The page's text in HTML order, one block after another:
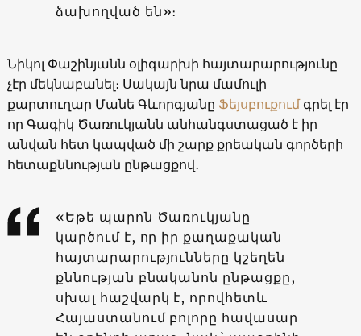
ձախողված են»։
Նիկոլ Փաշինյանն օլիգարխի հայտարարությունը
չէր մեկնաբանել։ Սակայն նրա մամուլի
քարտուղար Մանե Գևորգյանը Ֆեյսբուքումգրել էր
որ Գագիկ Ծառուկյանն անհանգստացած է իր
անվան հետ կապված մի շարք քրեական գործերի
հետաքննության ընթացքով․
«Եթե պարոն Ծառուկյանը
կարծում է, որ իր քաղաքական
հայտարարությունները կշեղեն
քննության բնականոն ընթացքը,
սխալ հաշվարկ է, որովհետև
Հայաստանում բոլորը հավասար